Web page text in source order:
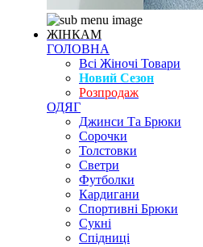
ЖІНКАМ
ГОЛОВНА
Всі Жіночі Товари
Новий Сезон
Розпродаж
ОДЯГ
Джинси Та Брюки
Сорочки
Толстовки
Светри
Футболки
Кардигани
Спортивні Брюки
Сукні
Спідниці